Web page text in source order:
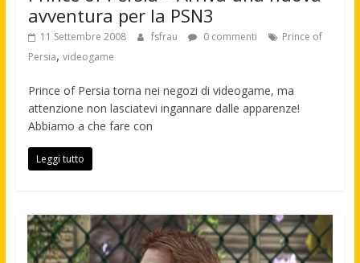
avventura per la PSN3
11 Settembre 2008 fsfrau 0 commenti
Prince of
Persia, videogame
Prince of Persia torna nei negozi di videogame, ma
attenzione non lasciatevi ingannare dalle apparenze!
Abbiamo a che fare con
Leggi tutto